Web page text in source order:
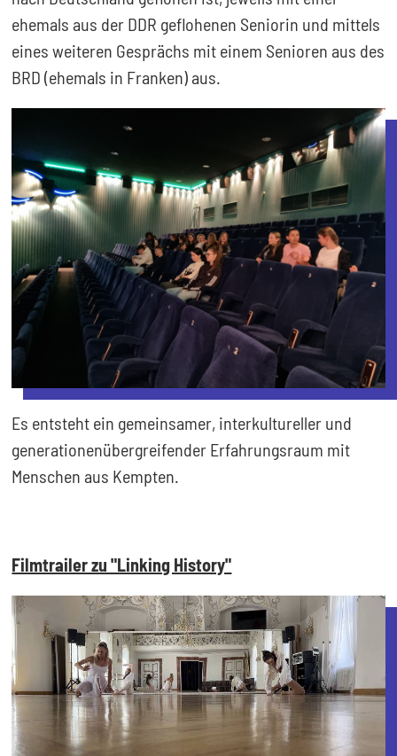
ehemals aus der DDR geflohenen Seniorin und mittels
eines weiteren Gesprächs mit einem Senioren aus des
BRD (ehemals in Franken) aus.
Es entsteht ein gemeinsamer, interkultureller und
generationenübergreifender Erfahrungsraum mit
Menschen aus Kempten.
Filmtrailer zu "Linking History"